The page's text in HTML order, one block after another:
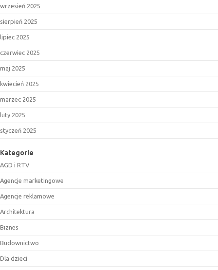
wrzesień 2025
sierpień 2025
lipiec 2025
czerwiec 2025
maj 2025
kwiecień 2025
marzec 2025
luty 2025
styczeń 2025
Kategorie
AGD i RTV
Agencje marketingowe
Agencje reklamowe
Architektura
Biznes
Budownictwo
Dla dzieci